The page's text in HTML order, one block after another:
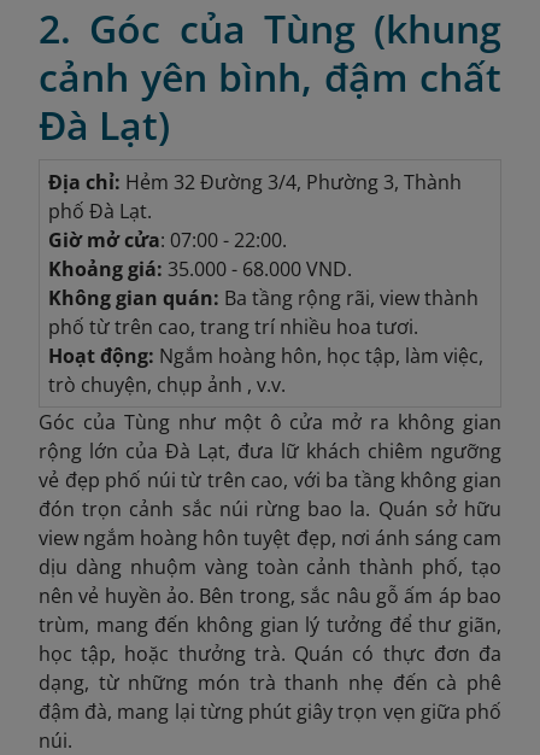
2. Góc của Tùng (khung
cảnh yên bình, đậm chất
Đà Lạt)
Địa chỉ: Hẻm 32 Đường 3/4, Phường 3, Thành
phố Đà Lạt.
Giờ mở cửa: 07:00 - 22:00.
Khoảng giá: 35.000 - 68.000 VND.
Không gian quán: Ba tầng rộng rãi, view thành
phố từ trên cao, trang trí nhiều hoa tươi.
Hoạt động: Ngắm hoàng hôn, học tập, làm việc,
trò chuyện, chụp ảnh , v.v.
Góc của Tùng như một ô cửa mở ra không gian
rộng lớn của Đà Lạt, đưa lữ khách chiêm ngưỡng
vẻ đẹp phố núi từ trên cao, với ba tầng không gian
đón trọn cảnh sắc núi rừng bao la. Quán sở hữu
view ngắm hoàng hôn tuyệt đẹp, nơi ánh sáng cam
dịu dàng nhuộm vàng toàn cảnh thành phố, tạo
nên vẻ huyền ảo. Bên trong, sắc nâu gỗ ấm áp bao
trùm, mang đến không gian lý tưởng để thư giãn,
học tập, hoặc thưởng trà. Quán có thực đơn đa
dạng, từ những món trà thanh nhẹ đến cà phê
đậm đà, mang lại từng phút giây trọn vẹn giữa phố
núi.